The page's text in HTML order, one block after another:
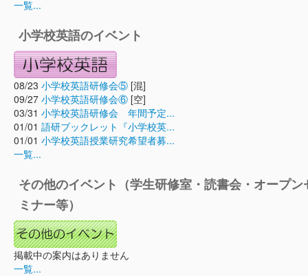
一覧...
小学校英語のイベント
08/23 小学校英語研修会⑤ [混]
09/27 小学校英語研修会⑥ [空]
03/31 小学校英語研修会 年間予定...
01/01 語研ブックレット『小学校英...
01/01 小学校英語授業研究希望者募...
一覧...
その他のイベント（学生研修室・読書会・オープン
ミナー等）
掲載中の案内はありません
一覧...